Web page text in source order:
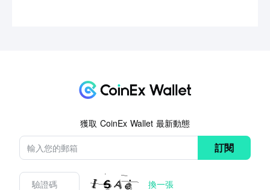
獲取 CoinEx Wallet 最新動態
訂閱
換一張